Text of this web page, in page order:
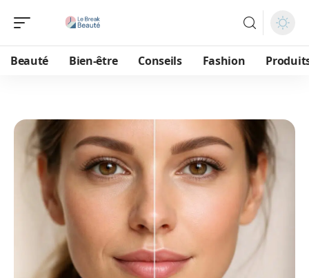
Beauté Bien-être Conseils Fashion